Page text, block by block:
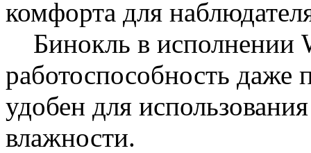
комфорта для
Бинокль в исполнении
работоспособность даже
удобен для
влажности.